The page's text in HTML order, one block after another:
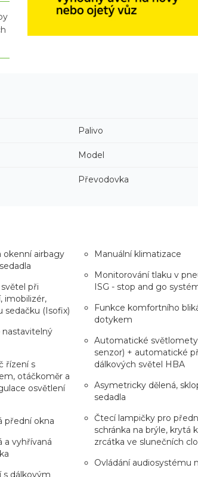
Palivo
Model
Převodovka
okenní airbagy
při
imobilizér,
sedačku (Isofix)
nastavitelný
řízení s
otáčkoměr a
osvětlení
přední okna
a vyhřívaná
s dálkovým
Manuální klimatizace
Monitorování tlaku v
ISG - stop and go
Funkce komfortního
dotykem
Automatické
senzor) + automatické
dálkových světel HBA
Asymetricky dělená,
sedadla
Čtecí lampičky pro
schránka na brýle, krytá
zrcátka ve slunečních
Ovládání audiosystému